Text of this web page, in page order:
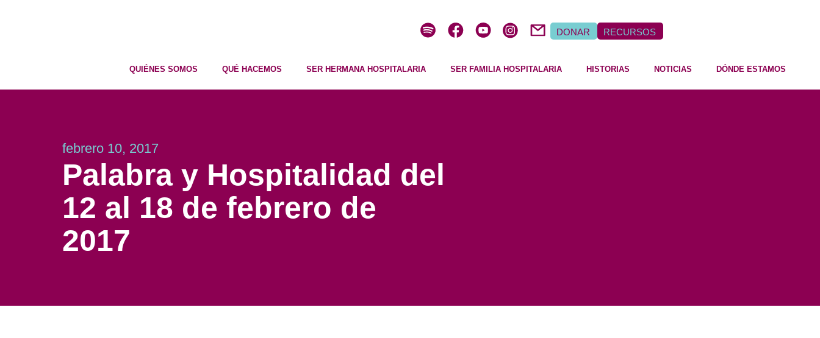
DONAR RECURSOS
QUIÉNES SOMOS QUÉ HACEMOS SER HERMANA HOSPITALARIA SER FAMILIA HOSPITALARIA HISTORIAS NOTICIAS DÓNDE ESTAMOS
febrero 10, 2017
Palabra y Hospitalidad del
12 al 18 de febrero de
2017